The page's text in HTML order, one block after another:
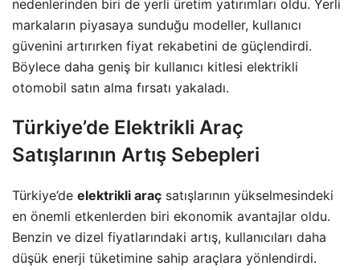
nedenlerinden biri de yerli üretim yatırımları oldu. Yerli
markaların piyasaya sunduğu modeller, kullanıcı
güvenini artırırken fiyat rekabetini de güçlendirdi.
Böylece daha geniş bir kullanıcı kitlesi elektrikli
otomobil satın alma fırsatı yakaladı.
Türkiye’de Elektrikli Araç
Satışlarının Artış Sebepleri
Türkiye’de elektrikli araç satışlarının yükselmesindeki
en önemli etkenlerden biri ekonomik avantajlar oldu.
Benzin ve dizel fiyatlarındaki artış, kullanıcıları daha
düşük enerji tüketimine sahip araçlara yönlendirdi.